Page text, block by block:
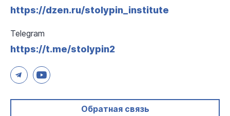
https://dzen.ru/stolypin_institute
Telegram
https://t.me/stolypin2
Обратная связь